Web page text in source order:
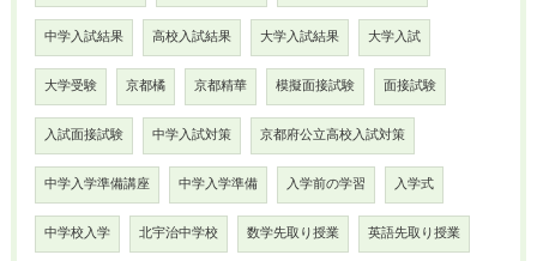
中学入試結果 高校入試結果 大学入試結果 大学入試
大学受験 京都橘 京都精華 模擬面接試験 面接試験
入試面接試験 中学入試対策 京都府公立高校入試対策
中学入学準備講座 中学入学準備 入学前の学習 入学式
中学校入学 北宇治中学校 数学先取り授業 英語先取り授業